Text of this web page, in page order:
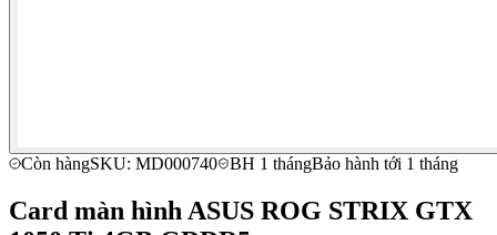
Còn hàngSKU: MD000740 BH 1 thángBảo hành tới 1 tháng
Card màn hình ASUS ROG STRIX GTX